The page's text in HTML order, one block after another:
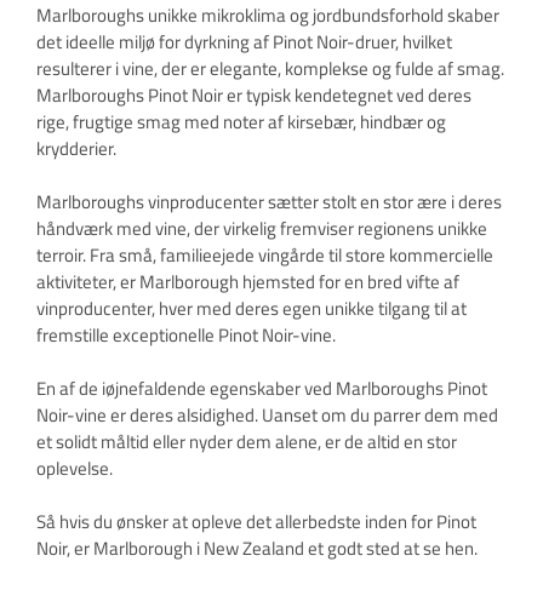
Marlboroughs unikke mikroklima og jordbundsforhold skaber
det ideelle miljø for dyrkning af Pinot Noir-druer, hvilket
resulterer i vine, der er elegante, komplekse og fulde af smag.
Marlboroughs Pinot Noir er typisk kendetegnet ved deres
rige, frugtige smag med noter af kirsebær, hindbær og
krydderier.
Marlboroughs vinproducenter sætter stolt en stor ære i deres
håndværk med vine, der virkelig fremviser regionens unikke
terroir. Fra små, familieejede vingårde til store kommercielle
aktiviteter, er Marlborough hjemsted for en bred vifte af
vinproducenter, hver med deres egen unikke tilgang til at
fremstille exceptionelle Pinot Noir-vine.
En af de iøjnefaldende egenskaber ved Marlboroughs Pinot
Noir-vine er deres alsidighed. Uanset om du parrer dem med
et solidt måltid eller nyder dem alene, er de altid en stor
oplevelse.
Så hvis du ønsker at opleve det allerbedste inden for Pinot
Noir, er Marlborough i New Zealand et godt sted at se hen.